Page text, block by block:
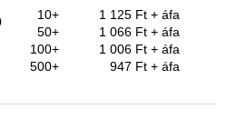
10+
1 125 Ft + áfa
50+
1 066 Ft + áfa
100+
1 006 Ft + áfa
500+
947 Ft + áfa